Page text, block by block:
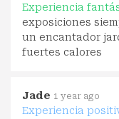
Experiencia
exposiciones
un encantador
fuertes calores
Jade 1 year ago
Experiencia